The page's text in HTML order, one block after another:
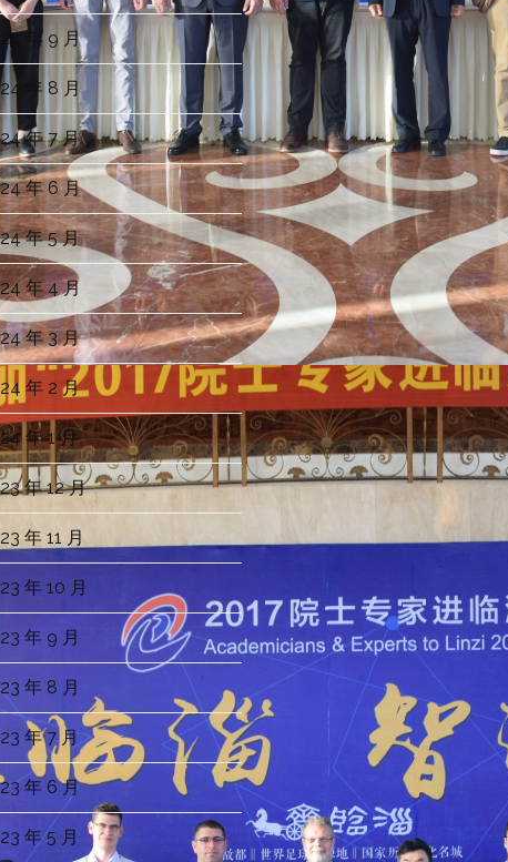
年 9 月
年 8 月
年 7 月
年 6 月
年 5 月
年 4 月
年 3 月
年 2 月
年 1 月
年 12 月
年 11 月
年 10 月
年 9 月
年 8 月
年 7 月
年 6 月
年 5 月